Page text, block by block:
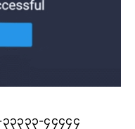
၃၃၃၃-၄၄၄၄၄